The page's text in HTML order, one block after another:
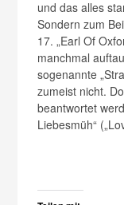
und das alles
Sondern zum
17. „Earl Of
manchmal
sogenannte
zumeist nicht.
beantwortet
Liebesmüh“